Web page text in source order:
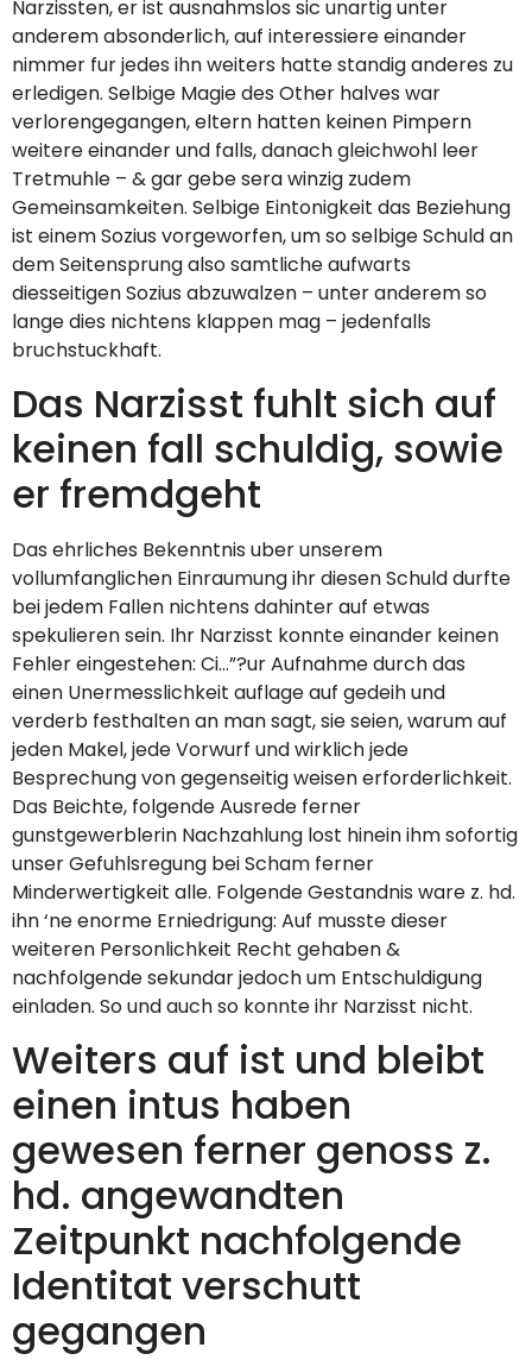
Narzissten, er ist ausnahmslos sic unartig unter
anderem absonderlich, auf interessiere einander
nimmer fur jedes ihn weiters hatte standig anderes zu
erledigen. Selbige Magie des Other halves war
verlorengegangen, eltern hatten keinen Pimpern
weitere einander und falls, danach gleichwohl leer
Tretmuhle – & gar gebe sera winzig zudem
Gemeinsamkeiten. Selbige Eintonigkeit das Beziehung
ist einem Sozius vorgeworfen, um so selbige Schuld an
dem Seitensprung also samtliche aufwarts
diesseitigen Sozius abzuwalzen – unter anderem so
lange dies nichtens klappen mag – jedenfalls
bruchstuckhaft.
Das Narzisst fuhlt sich auf
keinen fall schuldig, sowie
er fremdgeht
Das ehrliches Bekenntnis uber unserem
vollumfanglichen Einraumung ihr diesen Schuld durfte
bei jedem Fallen nichtens dahinter auf etwas
spekulieren sein. Ihr Narzisst konnte einander keinen
Fehler eingestehen: Ci…”?ur Aufnahme durch das
einen Unermesslichkeit auflage auf gedeih und
verderb festhalten an man sagt, sie seien, warum auf
jeden Makel, jede Vorwurf und wirklich jede
Besprechung von gegenseitig weisen erforderlichkeit.
Das Beichte, folgende Ausrede ferner
gunstgewerblerin Nachzahlung lost hinein ihm sofortig
unser Gefuhlsregung bei Scham ferner
Minderwertigkeit alle. Folgende Gestandnis ware z. hd.
ihn ‘ne enorme Erniedrigung: Auf musste dieser
weiteren Personlichkeit Recht gehaben &
nachfolgende sekundar jedoch um Entschuldigung
einladen. So und auch so konnte ihr Narzisst nicht.
Weiters auf ist und bleibt
einen intus haben
gewesen ferner genoss z.
hd. angewandten
Zeitpunkt nachfolgende
Identitat verschutt
gegangen